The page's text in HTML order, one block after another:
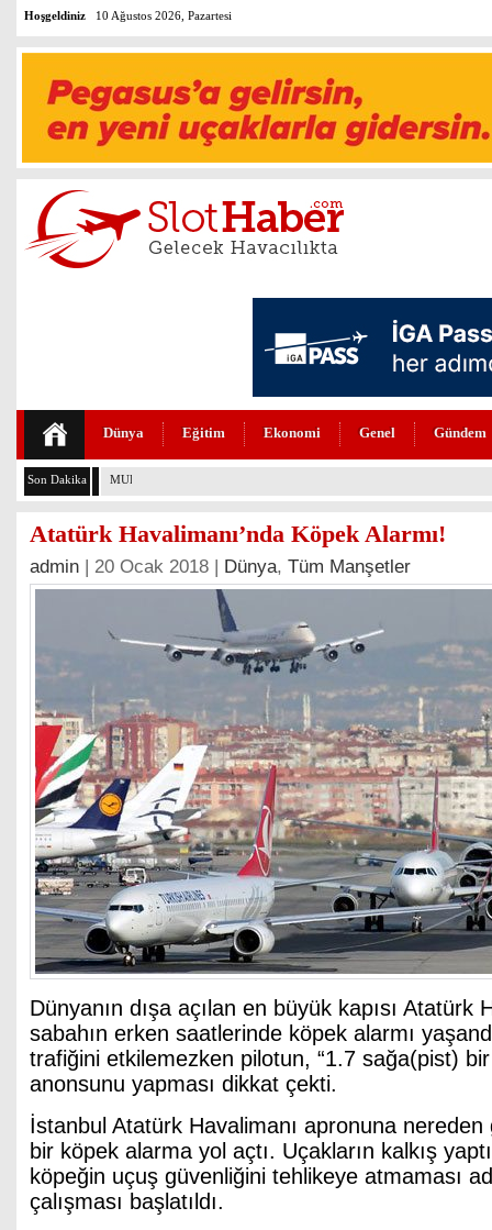
Hoşgeldiniz 10 Ağustos 2026, Pazartesi
Dünya Eğitim Ekonomi Genel Gündem
Son Dakika MURAT ÜLKER’DEN THY’NİN DÖNÜŞÜM HİKAYESİNE ÖVGÜ
Atatürk Havalimanı’nda Köpek Alarmı!
admin | 20 Ocak 2018 | Dünya, Tüm Manşetler
Dünyanın dışa açılan en büyük kapısı Atatürk
sabahın erken saatlerinde köpek alarmı
trafiğini etkilemezken pilotun, “1.7 sağa(pist)
anonsunu yapması dikkat çekti.
İstanbul Atatürk Havalimanı apronuna
bir köpek alarma yol açtı. Uçakların kalkış
köpeğin uçuş güvenliğini tehlikeye atmaması
çalışması başlatıldı.